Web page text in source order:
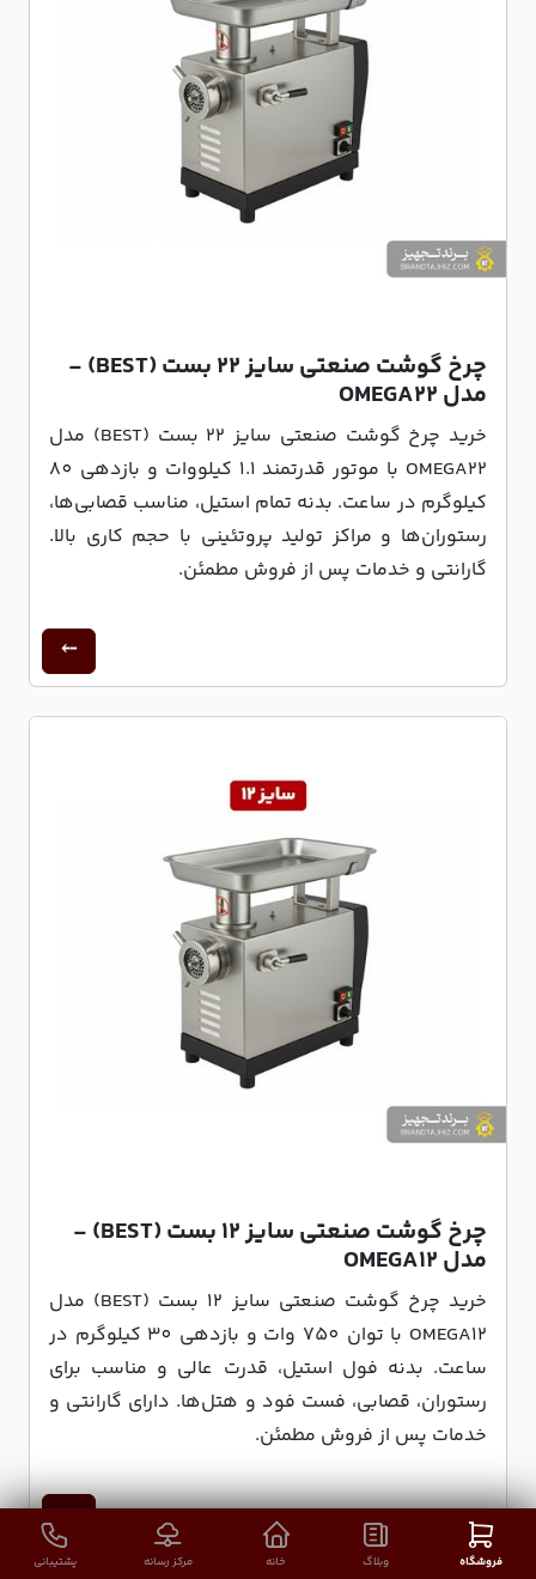
چرخ گوشت صنعتی سایز 22 بست (BEST) -
مدل OMEGA22
خرید چرخ گوشت صنعتی سایز 22 بست (BEST) مدل
OMEGA22 با موتور قدرتمند 1.1 کیلووات و بازدهی 80
کیلوگرم در ساعت. بدنه تمام استیل، مناسب قصابی‌ها،
رستوران‌ها و مراکز تولید پروتئینی با حجم کاری بالا.
گارانتی و خدمات پس از فروش مطمئن.
چرخ گوشت صنعتی سایز 12 بست (BEST) -
مدل OMEGA۱۲
خرید چرخ گوشت صنعتی سایز 12 بست (BEST) مدل
OMEGA12 با توان 750 وات و بازدهی 30 کیلوگرم در
ساعت. بدنه فول استیل، قدرت عالی و مناسب برای
رستوران، قصابی، فست فود و هتل‌ها. دارای گارانتی و
خدمات پس از فروش مطمئن.
فروشگاه وبلاگ خانه مرکز رسانه پشتیبانی